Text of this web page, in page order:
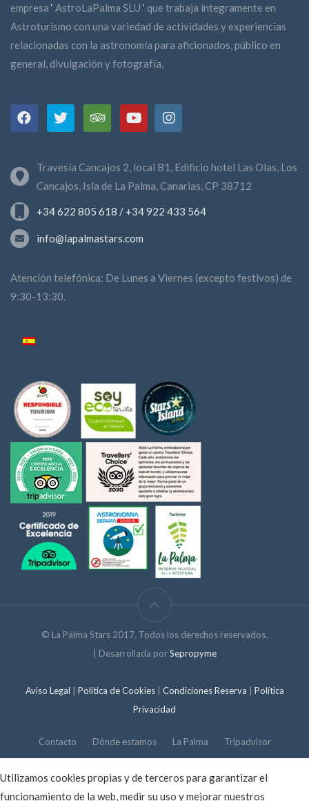
empresa ‘ AstroLaPalma SLU ‘ que trabaja íntegramente en
Astroturismo con una variedad de actividades y experiencias
relacionadas con la astronomía para aficionados, público en
general, divulgación y fotografía.
Travesía Cancajos 2, local B1, Edificio hotel Las Olas, Los
Cancajos, Isla de La Palma, Canarias, CP 38712
+34 622 805 618 / +34 922 433 564
info@lapalmastars.com
Atención telefónica: De Lunes a Viernes (excepto festivos) de
9:30-13:30.
© La Palma Stars 2017. Todos los derechos reservados.
| Desarrollada porSepropyme
Aviso Legal Política de Cookies| Condiciones Reserva
Política
Privacidad
Contacto Dónde estamos La Palma Tripadvisor
Utilizamos cookies propias y de terceros para garantizar el
funcionamiento de la web, medir su uso y mejorar nuestros